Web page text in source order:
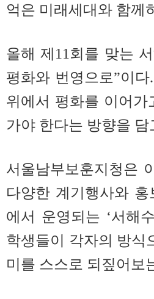
억은 미래세대와 함께
올해 제11회를 맞는
평화와 번영으로”이
위에서 평화를 이어
가야 한다는 방향을 담
서울남부보훈지청은
다양한 계기행사와
에서 운영되는 ‘서해
학생들이 각자의 방식
미를 스스로 되짚어보